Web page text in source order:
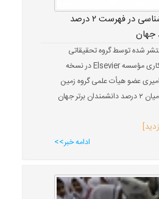
دانشیار گروه زمین‌شناسی در فهرست ۲ درصد
جهان
شده توسط گروه تحقیقاتی
دانشگاه استنفورد با همکاری مؤسسه Elsevier در نسخه
امیری عضو هیأت علمی گروه زمین
شناسی دانشگاه یزد، در میان ۲ درصد دانشمندان برتر جهان
ادامه خبر>>